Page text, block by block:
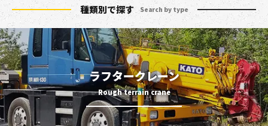
種類別で探す Search by type
ラフタークレーン